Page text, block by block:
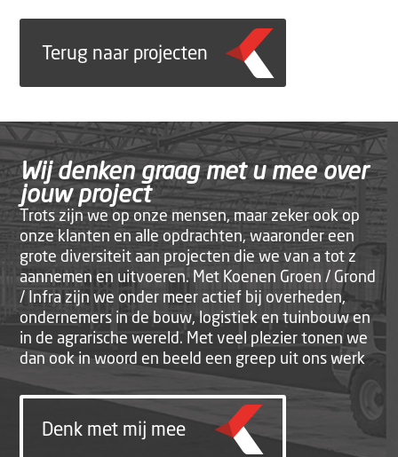
Terug naar projecten
Wij denken graag met u mee over
jouw project
Trots zijn we op onze mensen, maar zeker ook op
onze klanten en alle opdrachten, waaronder een
grote diversiteit aan projecten die we van a tot z
aannemen en uitvoeren. Met Koenen Groen / Grond
/ Infra zijn we onder meer actief bij overheden,
ondernemers in de bouw, logistiek en tuinbouw en
in de agrarische wereld. Met veel plezier tonen we
dan ook in woord en beeld een greep uit ons werk
Denk met mij mee